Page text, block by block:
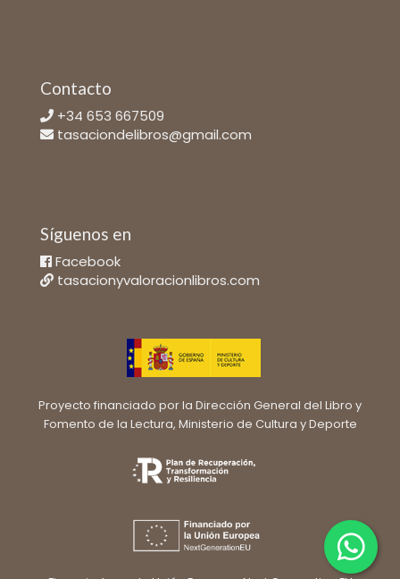
Contacto
+34 653 667509
tasaciondelibros@gmail.com
Síguenos en
Facebook
tasacionyvaloracionlibros.com
Proyecto financiado por la Dirección General del Libro y
Fomento de la Lectura, Ministerio de Cultura y Deporte